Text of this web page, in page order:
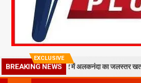
EXCLUSIVE
BREAKING NEWS
मलबा, श्रीनगर में अलकनंदा का जलस्तर खतरे से नीचे